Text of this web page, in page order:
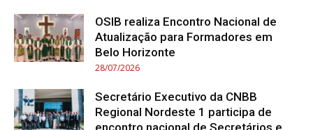
OSIB realiza Encontro Nacional de
Atualização para Formadores em
Belo Horizonte
28/07/2026
Secretário Executivo da CNBB
Regional Nordeste 1 participa de
encontro nacional de Secretários e